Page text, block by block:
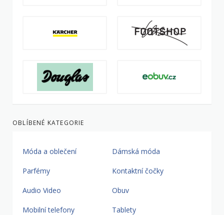
OBLÍBENÉ KATEGORIE
Móda a oblečení Dámská móda
Parfémy Kontaktní čočky
Audio Video Obuv
Mobilní telefony Tablety